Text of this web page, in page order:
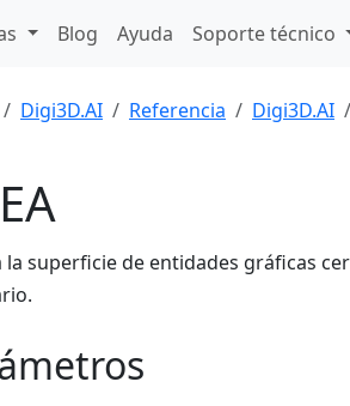
Blog Ayuda Soporte técnico
Digi3D.AI Referencia Digi3D.AI
la superficie de entidades gráficas